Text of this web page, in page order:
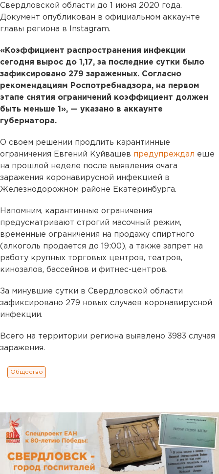
Свердловской области до 1 июня 2020 года.
Документ опубликован в официальном аккаунте
главы региона в Instagram.
«Коэффициент распространения инфекции
сегодня вырос до 1,17, за последние сутки было
зафиксировано 279 зараженных. Согласно
рекомендациям Роспотребнадзора, на первом
этапе снятия ограничений коэффициент должен
быть меньше 1», — указано в аккаунте
губернатора.
О своем решении продлить карантинные
ограничения Евгений Куйвашев предупреждал еще
на прошлой неделе после выявления очага
заражения коронавирусной инфекцией в
Железнодорожном районе Екатеринбурга.
Напомним, карантинные ограничения
предусматривают строгий масочный режим,
временные ограничения на продажу спиртного
(алкоголь продается до 19:00), а также запрет на
работу крупных торговых центров, театров,
кинозалов, бассейнов и фитнес-центров.
За минувшие сутки в Свердловской области
зафиксировано 279 новых случаев коронавирусной
инфекции.
Всего на территории региона выявлено 3983 случая
заражения.
Общество